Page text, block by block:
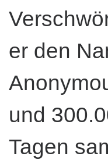
er den
und
Tagen